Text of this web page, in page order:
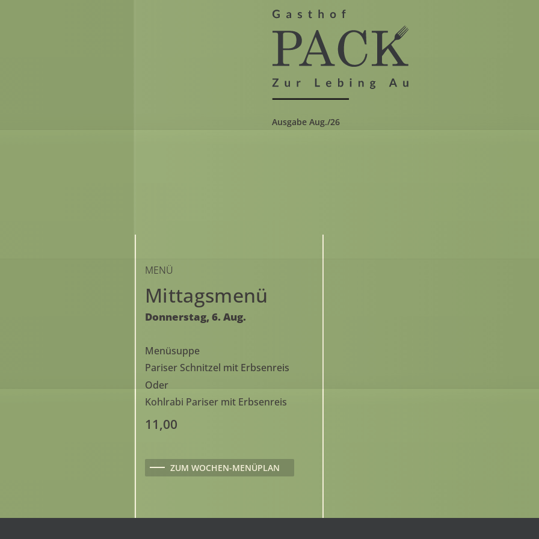
Ausgabe Aug./26
MENÜ
Mittagsmenü
Donnerstag, 6. Aug.
Menüsuppe
Pariser Schnitzel mit Erbsenreis
Oder
Kohlrabi Pariser mit Erbsenreis
11,00
ZUM WOCHEN-MENÜPLAN